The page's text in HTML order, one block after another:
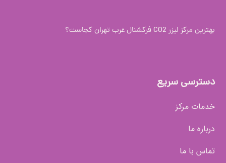
بهترین مرکز لیزر CO2 فرکشنال غرب تهران کجاست؟
دسترسی سریع
خدمات مرکز
درباره ما
تماس با ما